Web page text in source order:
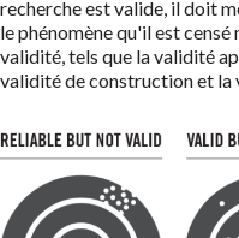
recherche est valide, il doit
le phénomène qu'il est
validité, tels que la validité
validité de construction et la